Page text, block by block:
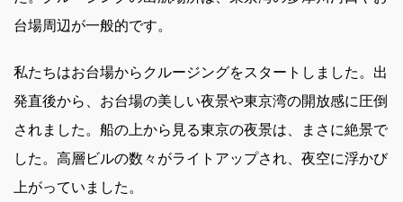
台場周辺が一般的です。
私たちはお台場からクルージングをスタートしました。出
発直後から、お台場の美しい夜景や東京湾の開放感に圧倒
されました。船の上から見る東京の夜景は、まさに絶景で
した。高層ビルの数々がライトアップされ、夜空に浮かび
上がっていました。